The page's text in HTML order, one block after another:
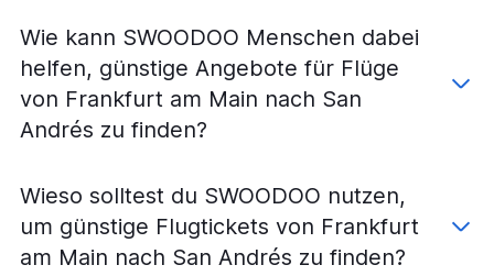
Flüge von Frankfurt am Main nach Ibagué
Flüge von Frankfurt am Main nach Barrancabermeja
Flüge von Frankfurt am Main nach Popayán
Flüge von Frankfurt am Main nach Manizales
Wie kann SWOODOO Menschen dabei
helfen, günstige Angebote für Flüge
von Frankfurt am Main nach San
Andrés zu finden?
Wieso solltest du SWOODOO nutzen,
um günstige Flugtickets von Frankfurt
am Main nach San Andrés zu finden?